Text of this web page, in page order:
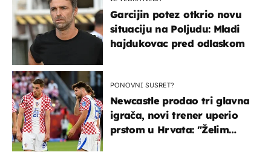
Garcijin potez otkrio novu
situaciju na Poljudu: Mladi
hajdukovac pred odlaskom
PONOVNI SUSRET?
Newcastle prodao tri glavna
igrača, novi trener uperio
prstom u Hrvata: "Želim